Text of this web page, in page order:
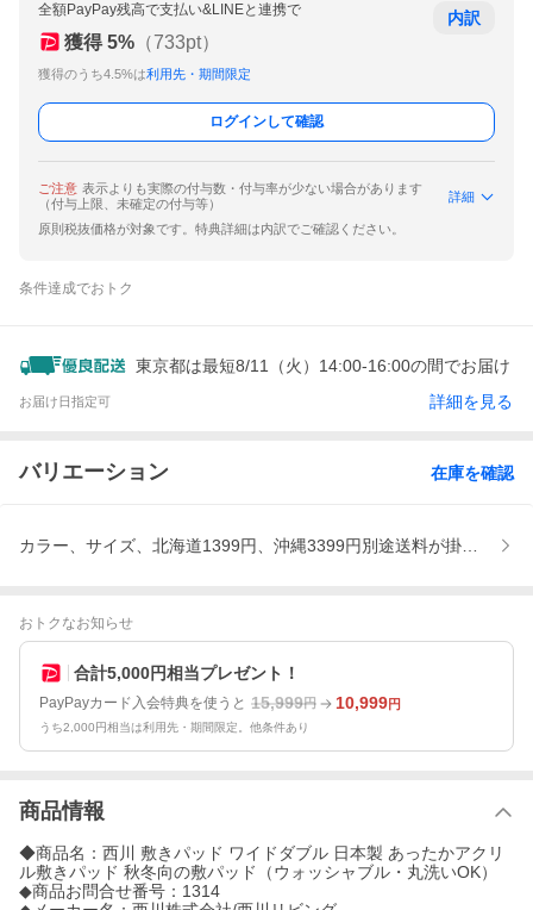
全額PayPay残高で支払い&LINEと連携で
獲得 5% （733pt）
獲得のうち4.5%は利用先・期間限定
内訳
ログインして確認
ご注意 表示よりも実際の付与数・付与率が少ない場合があります
（付与上限、未確定の付与等）
詳細
原則税抜価格が対象です。特典詳細は内訳でご確認ください。
条件達成でおトク
東京都は最短8/11（火）14:00-16:00の間でお届け
お届け日指定可 詳細を見る
バリエーション 在庫を確認
カラー、サイズ、北海道1399円、沖縄3399円別途送料が掛かりま
おトクなお知らせ
合計5,000円相当プレゼント！
PayPayカード入会特典を使うと 15,999円 10,999円
うち2,000円相当は利用先・期間限定。他条件あり
商品情報
◆商品名：西川 敷きパッド ワイドダブル 日本製 あったかアクリ
ル敷きパッド 秋冬向の敷パッド（ウォッシャブル・丸洗いOK）
◆商品お問合せ番号：1314